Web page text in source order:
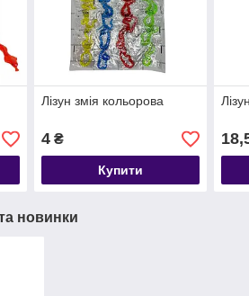
Лізун змія кольорова
4₴
Купити
новинки